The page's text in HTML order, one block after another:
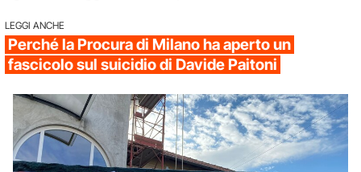
LEGGI ANCHE
Perché la Procura di Milano ha aperto un
fascicolo sul suicidio di Davide Paitoni